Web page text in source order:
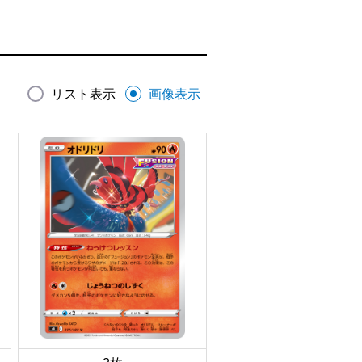
リスト表示 画像表示